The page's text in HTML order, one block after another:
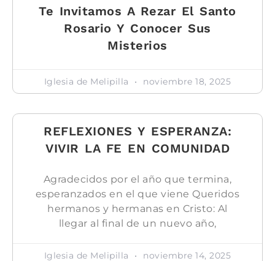
Te Invitamos A Rezar El Santo
Rosario Y Conocer Sus
Misterios
Iglesia de Melipilla noviembre 18, 2025
REFLEXIONES Y ESPERANZA:
VIVIR LA FE EN COMUNIDAD
Agradecidos por el año que termina,
esperanzados en el que viene Queridos
hermanos y hermanas en Cristo: Al
llegar al final de un nuevo año,
Iglesia de Melipilla noviembre 14, 2025